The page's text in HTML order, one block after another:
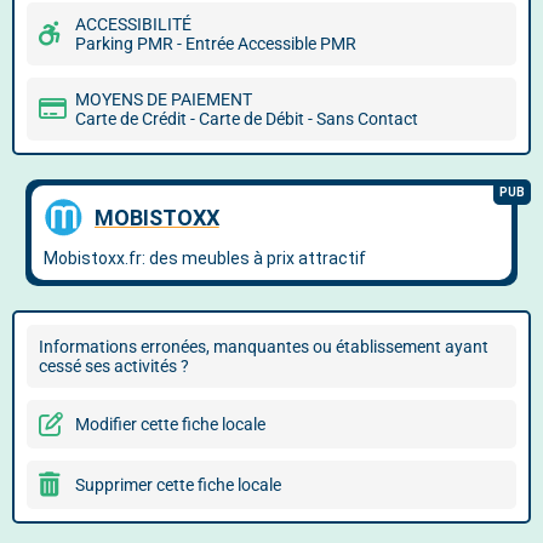
ACCESSIBILITÉ
Parking PMR - Entrée Accessible PMR
MOYENS DE PAIEMENT
Carte de Crédit - Carte de Débit - Sans Contact
Informations erronées, manquantes ou établissement ayant
cessé ses activités ?
Modifier cette fiche locale
Supprimer cette fiche locale